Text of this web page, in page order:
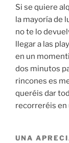
Si se quiere
la mayoría de
no te lo
llegar a las
en un
dos minutos
rincones es
queréis dar
recorreréis en
UNA